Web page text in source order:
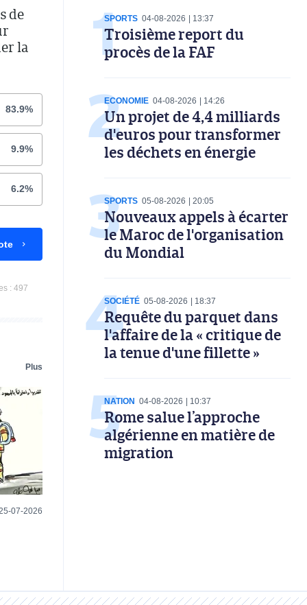
de
la
83.9%
9.9%
6.2%
: 497
Plus
07-2026
SPORTS 04-08-2026 13:37
Troisième report du
procès de la FAF
ECONOMIE 04-08-2026 14:26
Un projet de 4,4 milliards
d'euros pour transformer
les déchets en énergie
SPORTS 05-08-2026 20:05
Nouveaux appels à écarter
le Maroc de l'organisation
du Mondial
SOCIÉTÉ 05-08-2026 18:37
Requête du parquet dans
l'affaire de la « critique de
la tenue d'une fillette »
NATION 04-08-2026 10:37
Rome salue l’approche
algérienne en matière de
migration